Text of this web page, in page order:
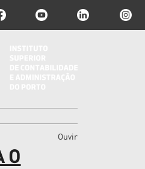
Ouvir
O